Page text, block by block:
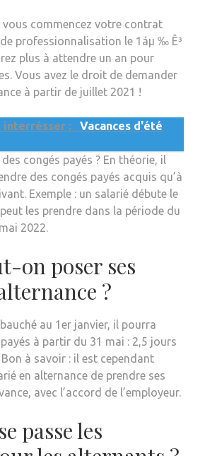
vous commencez votre contrat
professionnalisation le 1áµ ‰ Ê³
plus à attendre un an pour
Vous avez le droit de demander
à partir de juillet 2021 !
interrésser :
Vacances d'été
congés payés ? En théorie, il
des congés payés acquis qu’à
Exemple : un salarié débute le
les prendre dans la période du
2022.
on poser ses
?
au 1er janvier, il pourra
à partir du 31 mai : 2,5 jours
à savoir : il est cependant
en alternance de prendre ses
avec l’accord de l’employeur.
passe les